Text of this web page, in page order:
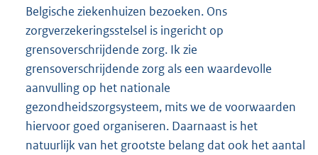
Belgische ziekenhuizen bezoeken. Ons
zorgverzekeringsstelsel is ingericht op
grensoverschrijdende zorg. Ik zie
grensoverschrijdende zorg als een waardevolle
aanvulling op het nationale
gezondheidszorgsysteem, mits we de voorwaarden
hiervoor goed organiseren. Daarnaast is het
natuurlijk van het grootste belang dat ook het aantal